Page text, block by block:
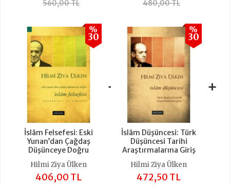
560,00 TL 480,00 TL
İslâm Felsefesi: Eski
Yunan’dan Çağdaş
Düşünceye Doğru
%
30
Hilmi Ziya Ülken
406,00 TL
+
İslâm Düşüncesi: Türk
Düşüncesi Tarihi
Araştırmalarına Giriş
%
30
Hilmi Ziya Ülken
472,50 TL
+